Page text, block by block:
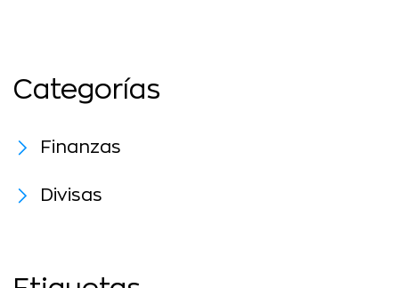
Categorías
Finanzas
Divisas